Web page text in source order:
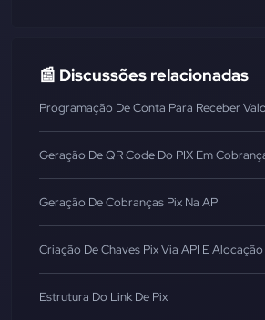
📰 Discussões relacionadas
Programação De Conta Para Receber
Geração De QR Code Do PIX Em
Geração De Cobranças Pix Na API
Criação De Chaves Pix Via API E Alocação
Estrutura Do Link De Pix